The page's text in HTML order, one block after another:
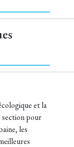
et la
section pour
les